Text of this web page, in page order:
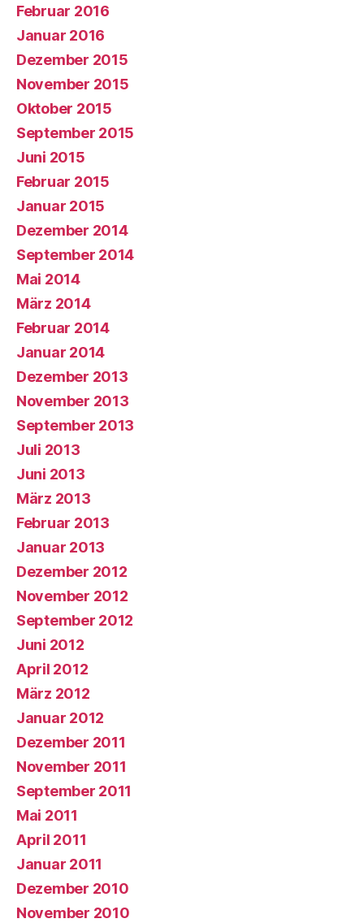
Februar 2016
Januar 2016
Dezember 2015
November 2015
Oktober 2015
September 2015
Juni 2015
Februar 2015
Januar 2015
Dezember 2014
September 2014
Mai 2014
März 2014
Februar 2014
Januar 2014
Dezember 2013
November 2013
September 2013
Juli 2013
Juni 2013
März 2013
Februar 2013
Januar 2013
Dezember 2012
November 2012
September 2012
Juni 2012
April 2012
März 2012
Januar 2012
Dezember 2011
November 2011
September 2011
Mai 2011
April 2011
Januar 2011
Dezember 2010
November 2010